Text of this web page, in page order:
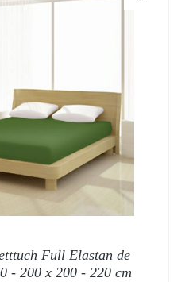
Full Elastan de
- 200 x 200 - 220 cm